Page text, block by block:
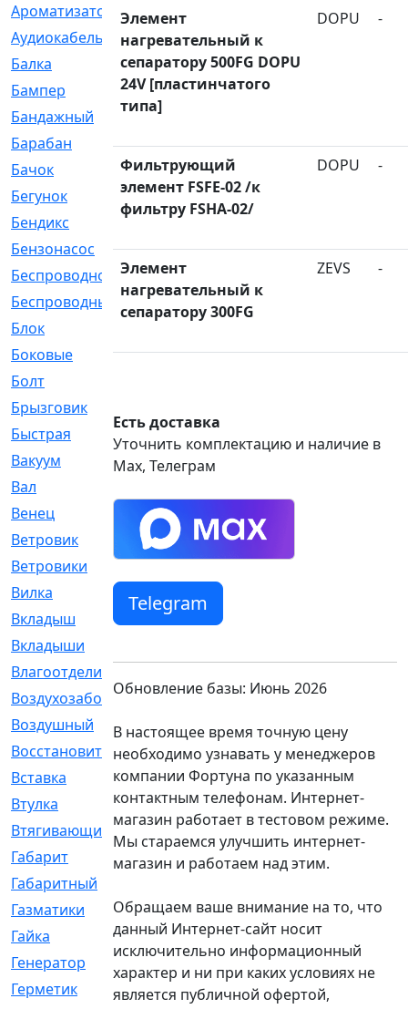
Ароматизатор
[35]
Аудиокабель
[2]
Балка
[58]
Бампер
[137]
Бандажный
Барабан
[5]
Бачок
[40]
Бегунок
[21]
Бендикс
[26]
Бензонасос
[17]
Беспроводное
[2]
Беспроводные
[1]
Блок
Боковые
[4]
Болт
Брызговик
Быстрая
[2]
Вакуум
[23]
Вал
Венец
[16]
Ветровик
[132]
Ветровики
[2]
Вилка
Вкладыш
[41]
Вкладыши
Влагоотделитель
Воздухозаборник
[2]
Воздушный
[1]
Восстановительный
[1]
Вставка
[168]
Втулка
[1875]
Втягивающий
[22]
Габарит
[286]
Габаритный
Газматики
[117]
Гайка
[104]
Генератор
[148]
Герметик
[15]
Элемент
нагревательный к
сепаратору 500FG DOPU
24V [пластинчатого
типа]
DOPU -
Фильтрующий
элемент FSFE-02 /к
фильтру FSHA-02/
DOPU -
Элемент
нагревательный к
сепаратору 300FG
ZEVS -
Есть доставка
Уточнить комплектацию и наличие в
Max, Телеграм
Telegram
Обновление базы: Июнь 2026
В настоящее время точную цену
необходимо узнавать у менеджеров
компании Фортуна по указанным
контактным телефонам. Интернет-
магазин работает в тестовом режиме.
Мы стараемся улучшить интернет-
магазин и работаем над этим.
Обращаем ваше внимание на то, что
данный Интернет-сайт носит
исключительно информационный
характер и ни при каких условиях не
является публичной офертой,